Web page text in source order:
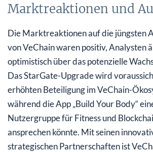
Marktreaktionen und
Die Marktreaktionen auf die jüngsten
von VeChain waren positiv, Analysten
optimistisch über das potenzielle
Das StarGate-Upgrade wird
erhöhten Beteiligung im VeChain-
während die App „Build Your Body“
Nutzergruppe für Fitness und
ansprechen könnte. Mit seinen
strategischen Partnerschaften ist